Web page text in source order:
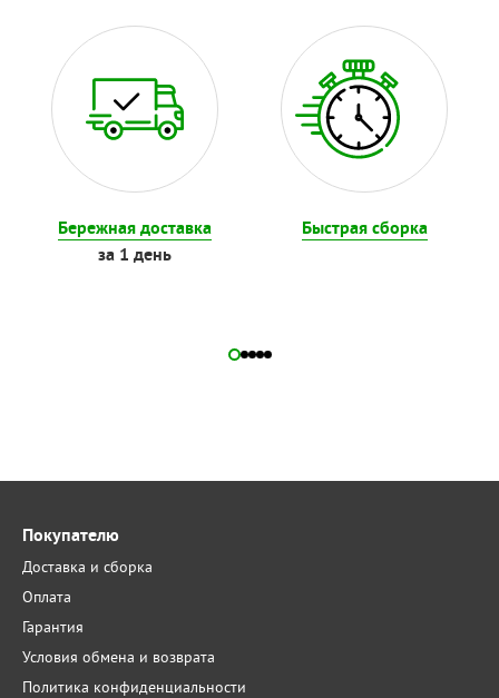
Бережная доставка
за 1 день
Быстрая сборка
Покупателю
Доставка и сборка
Оплата
Гарантия
Условия обмена и возврата
Политика конфиденциальности